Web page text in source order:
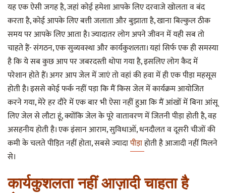
यह एक ऐसी जगह है, जहां कोई हमेशा आपके लिए दरवाजे खोलता व बंद
करता है, कोई आपके लिए बत्ती जलाता और बुझाता है, खाना बिल्कुल ठीक
समय पर आपके लिए आता है। ज्यादातर लोग अपने जीवन में यही सब तो
चाहते हैं- संगठन, एक सुव्यवस्था और कार्यकुशलता। यहां सिर्फ एक ही समस्या
है कि ये सब कुछ आप पर जबरदस्ती थोपा गया है, इसलिए लोग कैद में
परेशान होते हैं। अगर आप जेल में जाएं तो वहां की हवा में ही एक पीड़ा महसूस
होती है। इससे कोई फर्क नहीं पड़ा कि मैं किस जेल में कार्यक्रम आयोजित
करने गया, मेरे हर दौरे में एक बार भी ऐसा नहीं हुआ कि मैं आंखों में बिना आंसू
लिए जेल से लौटा हूं, क्योंकि जेल के पूरे वातावरण में जितनी पीड़ा होती है, वह
असहनीय होती है। एक इंसान आराम, सुविधाओं, धनदौलत व दूसरी चीजों की
कमी के चलते पीड़ित नहीं होता, सबसे ज्यादापीड़ाहोती है आजादी नहीं मिलने
से।
कार्यकुशलता नहीं आज़ादी चाहता है